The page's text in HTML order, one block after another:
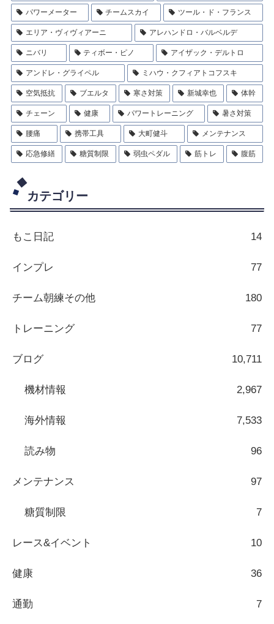
パワーメーター チームスカイ ツール・ド・フランス
エリア・ヴィヴィアーニ アレハンドロ・バルベルデ
ニバリ ティボー・ピノ アイザック・デルトロ
アンドレ・グライペル ミハウ・クフィアトコフスキ
空気抵抗 ブエルタ 寒さ対策 新城幸也 体幹
チェーン 健康 パワートレーニング 暑さ対策
腰痛 携帯工具 大町健斗 メンテナンス
応急修繕 糖質制限 弱虫ペダル 筋トレ 腹筋
カテゴリー
もこ日記 14
インプレ 77
チーム朝練その他 180
トレーニング 77
ブログ 10,711
機材情報 2,967
海外情報 7,533
読み物 96
メンテナンス 97
糖質制限 7
レース&イベント 10
健康 36
通勤 7